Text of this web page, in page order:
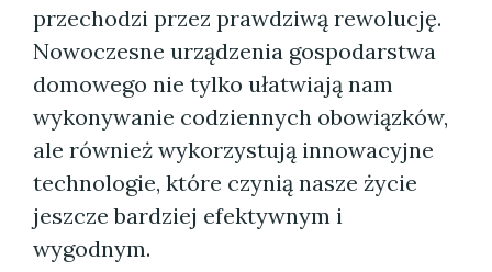
przechodzi przez prawdziwą rewolucję.
Nowoczesne urządzenia gospodarstwa
domowego nie tylko ułatwiają nam
wykonywanie codziennych obowiązków,
ale również wykorzystują innowacyjne
technologie, które czynią nasze życie
jeszcze bardziej efektywnym i
wygodnym.